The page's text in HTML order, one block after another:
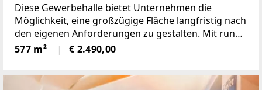
Diese Gewerbehalle bietet Unternehmen die
Möglichkeit, eine großzügige Fläche langfristig nach
den eigenen Anforderungen zu gestalten. Mit rund
577 m² Nutzfläche, einer Hallenlänge von ca. 49,60
Metern und einer Innenbreite von ca. 11,64 Metern
577 m² € 2.490,00